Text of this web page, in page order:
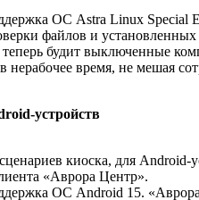
ОС Astra Linux Special
файлов и
будит выключенные
нерабочее время, не мешая
устройств
киоска, для Android-
«Аврора Центр».
ОС Android 15.